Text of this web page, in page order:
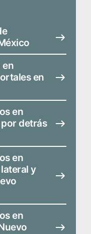
en
en
en
detrás
en
y
en